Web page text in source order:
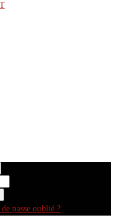
passe oublié ?